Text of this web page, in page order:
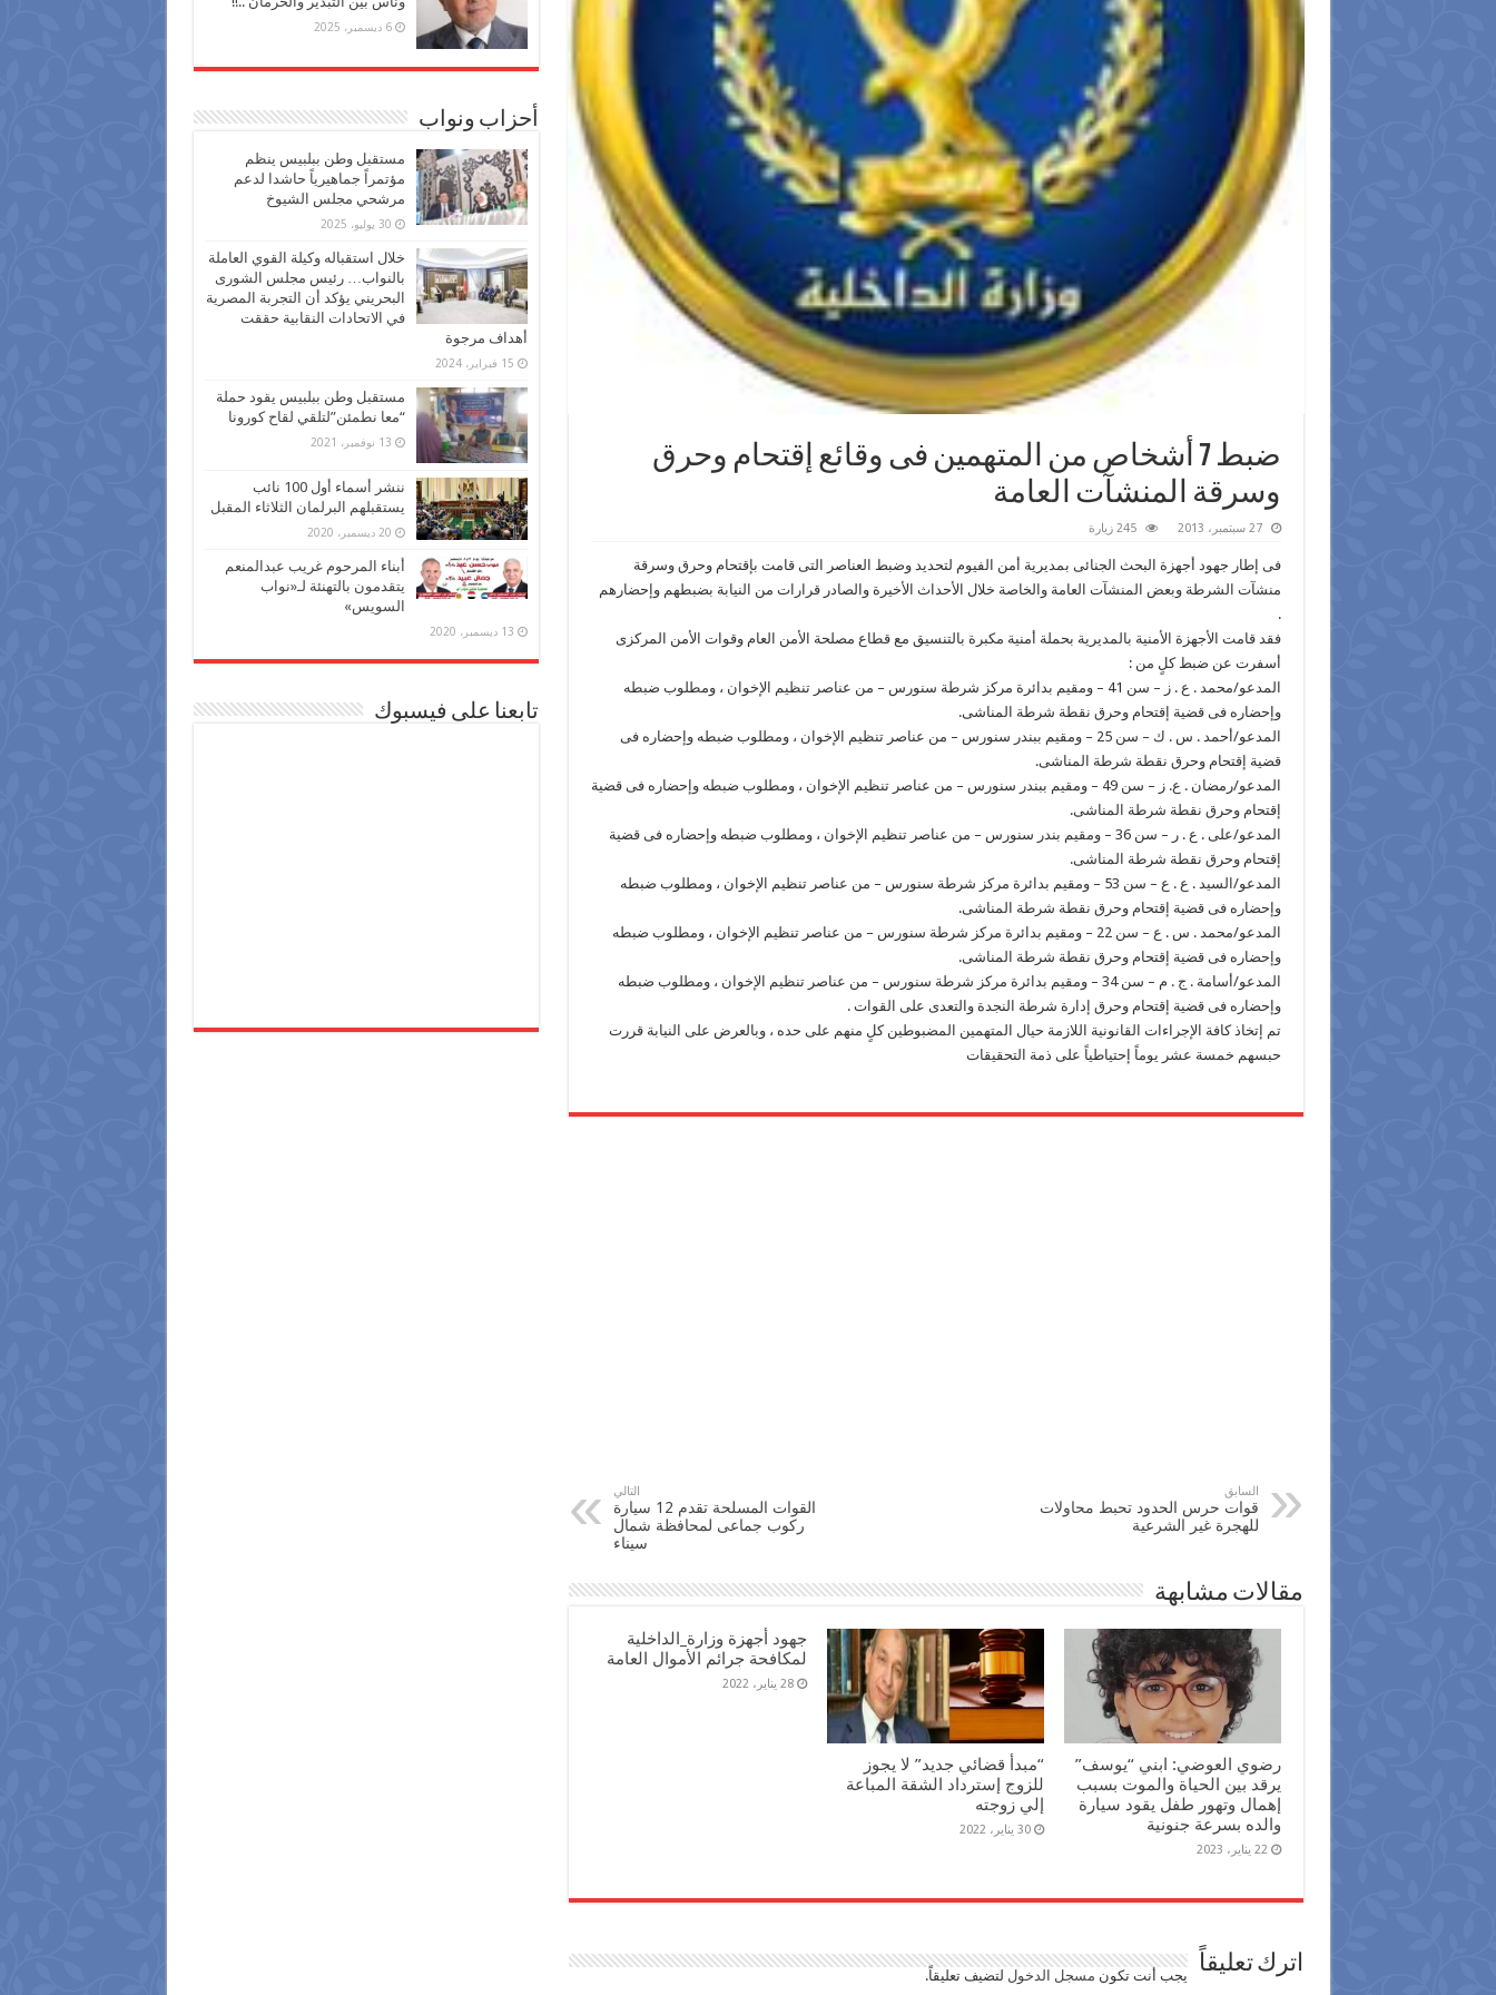
ضبط 7 أشخاص من المتهمين فى وقائع إقتحام وحرق
وسرقة المنشآت العامة
27 سبتمبر، 2013 245 زيارة
فى إطار جهود أجهزة البحث الجنائى بمديرية أمن الفيوم لتحديد وضبط العناصر التى قامت بإقتحام وحرق وسرقة
منشآت الشرطة وبعض المنشآت العامة والخاصة خلال الأحداث الأخيرة والصادر قرارات من النيابة بضبطهم وإحضارهم
.
فقد قامت الأجهزة الأمنية بالمديرية بحملة أمنية مكبرة بالتنسيق مع قطاع مصلحة الأمن العام وقوات الأمن المركزى
أسفرت عن ضبط كلٍ من :
المدعو/محمد . ع . ز – سن 41 – ومقيم بدائرة مركز شرطة سنورس – من عناصر تنظيم الإخوان ، ومطلوب ضبطه
وإحضاره فى قضية إقتحام وحرق نقطة شرطة المناشى.
المدعو/أحمد . س . ك – سن 25 – ومقيم ببندر سنورس – من عناصر تنظيم الإخوان ، ومطلوب ضبطه وإحضاره فى
قضية إقتحام وحرق نقطة شرطة المناشى.
المدعو/رمضان . ع. ز – سن 49 – ومقيم ببندر سنورس – من عناصر تنظيم الإخوان ، ومطلوب ضبطه وإحضاره فى قضية
إقتحام وحرق نقطة شرطة المناشى.
المدعو/على . ع . ر – سن 36 – ومقيم بندر سنورس – من عناصر تنظيم الإخوان ، ومطلوب ضبطه وإحضاره فى قضية
إقتحام وحرق نقطة شرطة المناشى.
المدعو/السيد . ع . ع – سن 53 – ومقيم بدائرة مركز شرطة سنورس – من عناصر تنظيم الإخوان ، ومطلوب ضبطه
وإحضاره فى قضية إقتحام وحرق نقطة شرطة المناشى.
المدعو/محمد . س . ع – سن 22 – ومقيم بدائرة مركز شرطة سنورس – من عناصر تنظيم الإخوان ، ومطلوب ضبطه
وإحضاره فى قضية إقتحام وحرق نقطة شرطة المناشى.
المدعو/أسامة . ج . م – سن 34 – ومقيم بدائرة مركز شرطة سنورس – من عناصر تنظيم الإخوان ، ومطلوب ضبطه
وإحضاره فى قضية إقتحام وحرق إدارة شرطة النجدة والتعدى على القوات .
تم إتخاذ كافة الإجراءات القانونية اللازمة حيال المتهمين المضبوطين كلٍ منهم على حده ، وبالعرض على النيابة قررت
حبسهم خمسة عشر يوماً إحتياطياً على ذمة التحقيقات
السابق
قوات حرس الحدود تحبط محاولات
للهجرة غير الشرعية
التالي
القوات المسلحة تقدم 12 سيارة
ركوب جماعى لمحافظة شمال
سيناء
مقالات مشابهة
رضوي العوضي: ابني “يوسف”
يرقد بين الحياة والموت بسبب
إهمال وتهور طفل يقود سيارة
والده بسرعة جنونية
22 يناير، 2023
“مبدأ قضائي جديد” لا يجوز
للزوج إسترداد الشقة المباعة
إلي زوجته
30 يناير، 2022
جهود أجهزة وزارة_الداخلية
لمكافحة جرائم الأموال العامة
28 يناير، 2022
اترك تعليقاً يجب أنت تكون مسجل الدخول لتضيف تعليقاً.
6 ديسمبر، 2025
أحزاب ونواب
مستقبل وطن ببلبيس ينظم
مؤتمراً جماهيرياً حاشدا لدعم
مرشحي مجلس الشيوخ
30 يوليو، 2025
خلال استقباله وكيلة القوي العاملة
بالنواب… رئيس مجلس الشورى
البحريني يؤكد أن التجربة المصرية
في الاتحادات النقابية حققت
أهداف مرجوة
15 فبراير، 2024
مستقبل وطن ببلبيس يقود حملة
“معا نطمئن”لتلقي لقاح كورونا
13 نوفمبر، 2021
ننشر أسماء أول 100 نائب
يستقبلهم البرلمان الثلاثاء المقبل
20 ديسمبر، 2020
أبناء المرحوم غريب عبدالمنعم
يتقدمون بالتهنئة لـ«نواب
السويس»
13 ديسمبر، 2020
تابعنا على فيسبوك